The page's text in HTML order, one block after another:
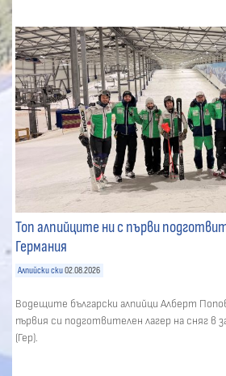
Топ алпийците ни с първи
Германия
Алпийски ски 02.08.2026
Водещите български алпийци Алберт
първия си подготвителен лагер на сняг в
(Гер).